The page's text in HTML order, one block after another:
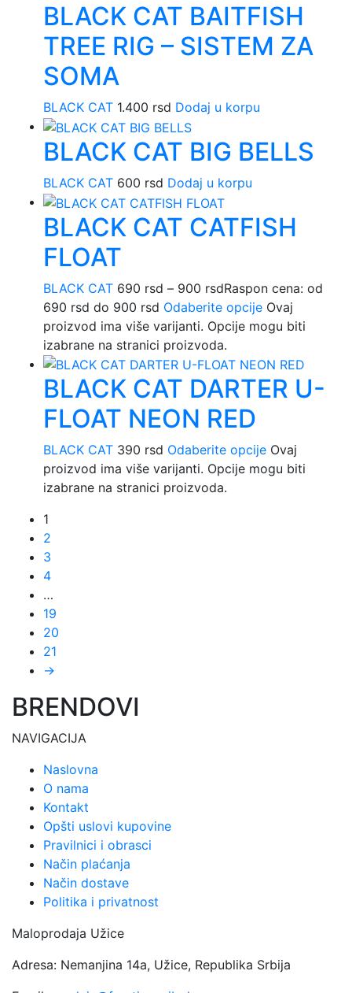
BLACK CAT BAITFISH
TREE RIG – SISTEM ZA
SOMA
BLACK CAT 1.400 rsd Dodaj u korpu
BLACK CAT BIG BELLS
BLACK CAT 600 rsd Dodaj u korpu
BLACK CAT CATFISH
FLOAT
BLACK CAT 690 rsd – 900 rsdRaspon cena: od
690 rsd do 900 rsd Odaberite opcije Ovaj
proizvod ima više varijanti. Opcije mogu biti
izabrane na stranici proizvoda.
BLACK CAT DARTER U-
FLOAT NEON RED
BLACK CAT 390 rsd Odaberite opcije Ovaj
proizvod ima više varijanti. Opcije mogu biti
izabrane na stranici proizvoda.
1
2
3
4
…
19
20
21
→
BRENDOVI
NAVIGACIJA
Naslovna
O nama
Kontakt
Opšti uslovi kupovine
Pravilnici i obrasci
Način plaćanja
Način dostave
Politika i privatnost
Maloprodaja Užice
Adresa: Nemanjina 14a, Užice, Republika Srbija